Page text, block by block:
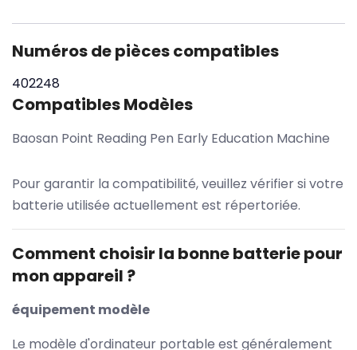
Numéros de pièces compatibles
402248
Compatibles Modèles
Baosan Point Reading Pen Early Education Machine
Pour garantir la compatibilité, veuillez vérifier si votre
batterie utilisée actuellement est répertoriée.
Comment choisir la bonne batterie pour
mon appareil ?
équipement modèle
Le modèle d'ordinateur portable est généralement